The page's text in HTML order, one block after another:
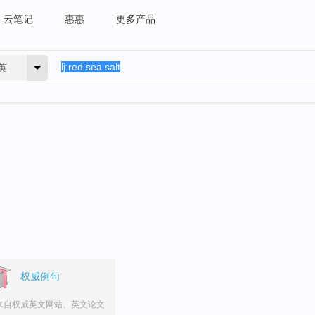
云笔记 惠惠 更多产品
权威例句
自权威英文网站、英文论文